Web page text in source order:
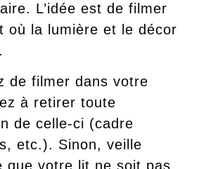
L’idée est de filmer
où la lumière et le décor
de filmer dans votre
à retirer toute
de celle-ci (cadre
etc.). Sinon, veille
que votre lit ne soit pas